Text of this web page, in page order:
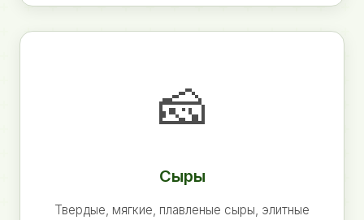
🧀
Сыры
Твердые, мягкие, плавленые сыры, элитные